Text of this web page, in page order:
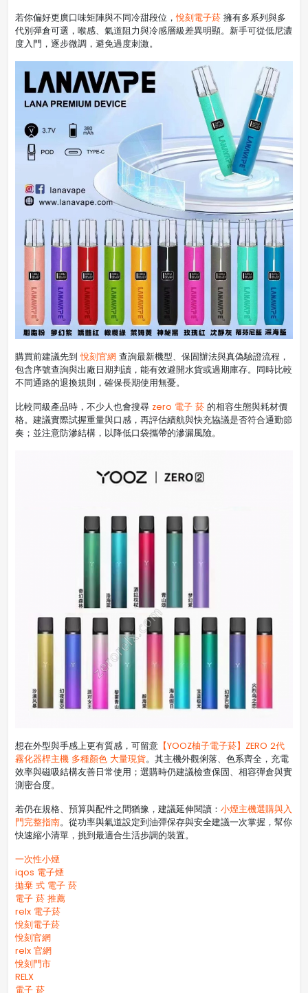
若你偏好更廣口味矩陣與不同冷甜段位，悅刻電子菸 擁有多系列與多
代別彈倉可選，喉感、氣道阻力與冷感層級差異明顯。新手可從低尼濃
度入門，逐步微調，避免過度刺激。
購買前建議先到悅刻官網 查詢最新機型、保固辦法與真偽驗證流程，
包含序號查詢與出廠日期判讀，能有效避開水貨或過期庫存。同時比較
不同通路的退換規則，確保長期使用無憂。
比較同級產品時，不少人也會搜尋 zero 電子 菸 的相容生態與耗材價
格。建議實際試握重量與口感，再評估續航與快充協議是否符合通勤節
奏；並注意防滲結構，以降低口袋攜帶的滲漏風險。
想在外型與手感上更有質感，可留意 【YOOZ柚子電子菸】ZERO 2代
霧化器桿主機 多種顏色 大量現貨。其主機外觀俐落、色系齊全，充電
效率與磁吸結構友善日常使用；選購時仍建議檢查保固、相容彈倉與實
測密合度。
若仍在規格、預算與配件之間猶豫，建議延伸閱讀： 小煙主機選購與入
門完整指南。從功率與氣道設定到油彈保存與安全建議一次掌握，幫你
快速縮小清單，挑到最適合生活步調的裝置。
一次性小煙
iqos 電子煙​
拋棄 式 電子 菸​
電子 菸 推薦
relx 電子菸
悅刻電子菸
悅刻官網
relx 官網
悅刻門市
RELX
電子 菸